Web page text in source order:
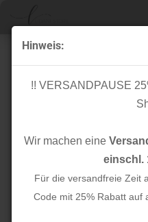
Hinweis:
!! VERSANDPAUSE
Wir machen eine
einschl.
Für die versandfreie Zeit
Code mit 25% Rabatt auf
Cuff me Bio Bündchen -